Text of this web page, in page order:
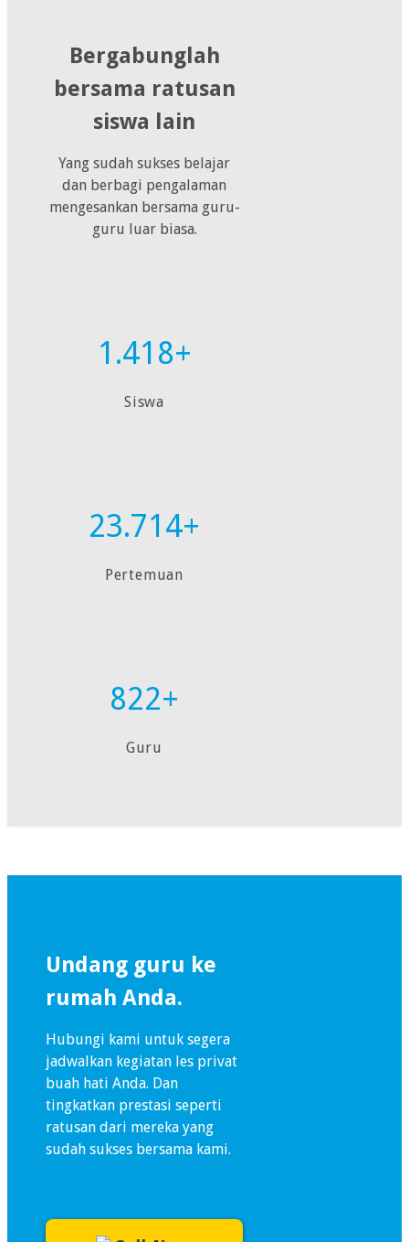
Bergabunglah
bersama ratusan
siswa lain
Yang sudah sukses belajar
dan berbagi pengalaman
mengesankan bersama guru-
guru luar biasa.
1.418+
Siswa
23.714+
Pertemuan
822+
Guru
Undang guru ke
rumah Anda.
Hubungi kami untuk segera
jadwalkan kegiatan les privat
buah hati Anda. Dan
tingkatkan prestasi seperti
ratusan dari mereka yang
sudah sukses bersama kami.